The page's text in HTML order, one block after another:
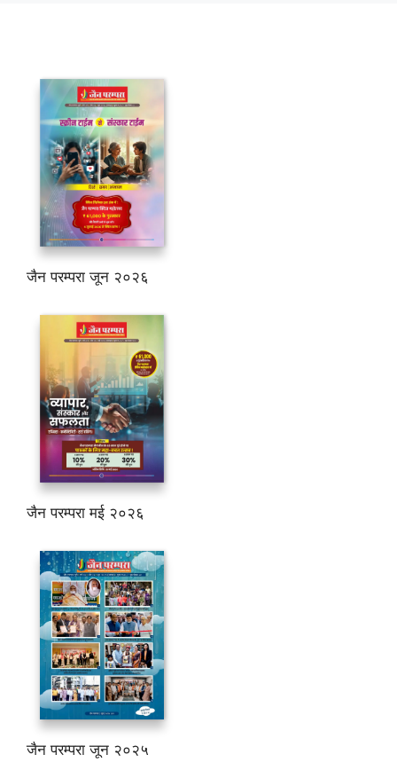
जैन परम्परा जून २०२६
जैन परम्परा मई २०२६
जैन परम्परा जून २०२५